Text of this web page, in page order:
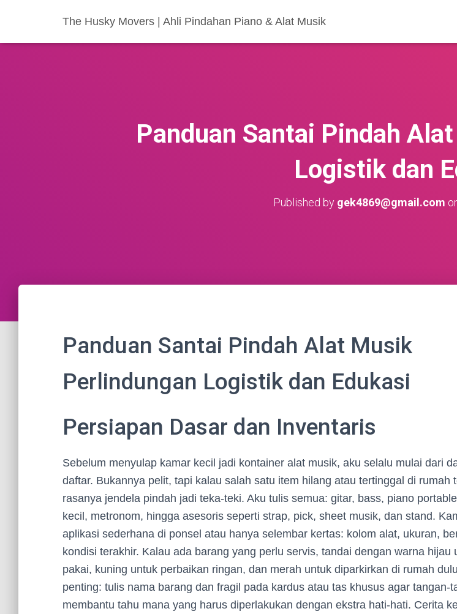
The Husky Movers | Ahli Pindahan Piano & Alat Musik
Panduan Santai Pindah
Logistik dan
Published by gek4869@gmail.com
Panduan Santai Pindah Alat Musik
Perlindungan Logistik dan Edukasi
Persiapan Dasar dan Inventaris
Sebelum menyulap kamar kecil jadi kontainer alat musik, aku selalu mulai dari
daftar. Bukannya pelit, tapi kalau salah satu item hilang atau tertinggal di rumah
rasanya jendela pindah jadi teka-teki. Aku tulis semua: gitar, bass, piano
kecil, metronom, hingga asesoris seperti strap, pick, sheet musik, dan stand.
aplikasi sederhana di ponsel atau hanya selembar kertas: kolom alat, ukuran,
kondisi terakhir. Kalau ada barang yang perlu servis, tandai dengan warna hijau
pakai, kuning untuk perbaikan ringan, dan merah untuk diparkirkan di rumah
penting: tulis nama barang dan fragil pada kardus atau tas khusus agar tangan-
membantu tahu mana yang harus diperlakukan dengan ekstra hati-hati. Cerita